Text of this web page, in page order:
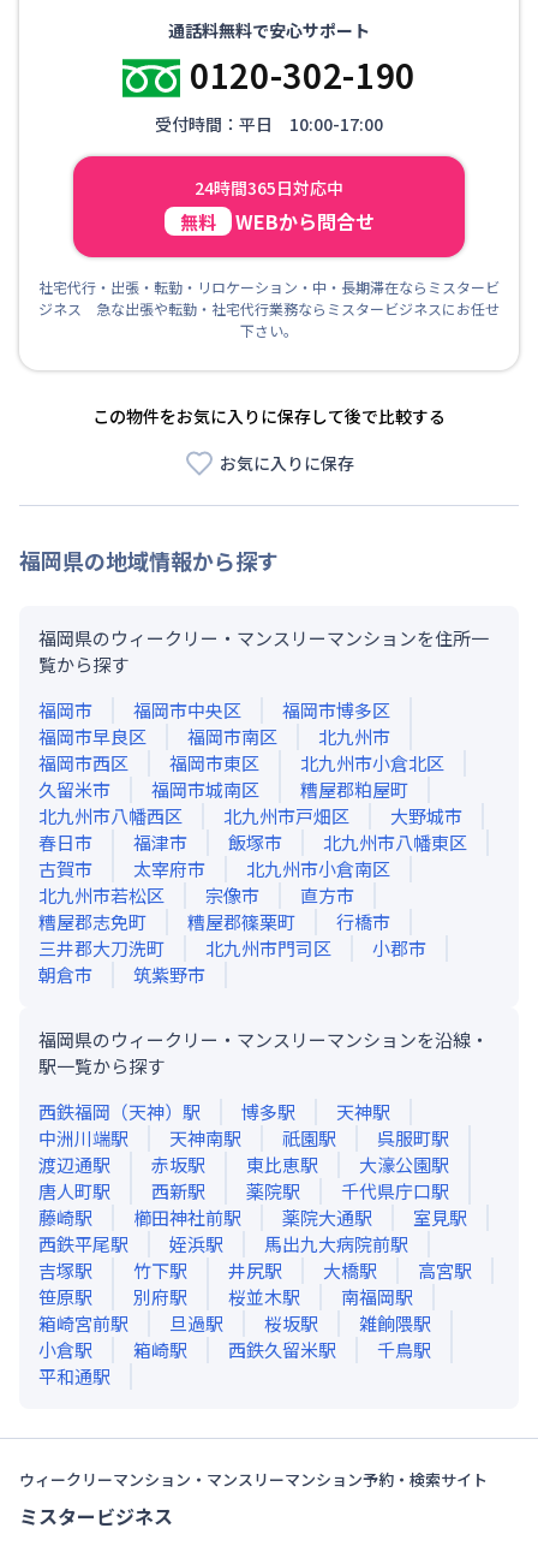
通話料無料で安心サポート
0120-302-190
受付時間：平日 10:00-17:00
24時間365日対応中
無料 WEBから問合せ
社宅代行・出張・転勤・リロケーション・中・長期滞在ならミスタービ
ジネス 急な出張や転勤・社宅代行業務ならミスタービジネスにお任せ
下さい。
この物件をお気に入りに保存して後で比較する
お気に入りに保存
福岡県の地域情報から探す
福岡県のウィークリー・マンスリーマンションを住所一
覧から探す
福岡市
福岡市中央区
福岡市博多区
福岡市早良区
福岡市南区
北九州市
福岡市西区
福岡市東区
北九州市小倉北区
久留米市
福岡市城南区
糟屋郡粕屋町
北九州市八幡西区
北九州市戸畑区
大野城市
春日市
福津市 飯塚市
北九州市八幡東区
古賀市
太宰府市
北九州市小倉南区
北九州市若松区
宗像市
直方市
糟屋郡志免町
糟屋郡篠栗町
行橋市
三井郡大刀洗町
北九州市門司区
小郡市
朝倉市
筑紫野市
福岡県のウィークリー・マンスリーマンションを沿線・
駅一覧から探す
西鉄福岡（天神） 駅 博多駅 天神駅
中洲川端駅 天神南駅 祇園駅 呉服町駅
渡辺通駅 赤坂駅 東比恵駅 大濠公園駅
唐人町駅 西新駅 薬院駅 千代県庁口駅
藤崎駅 櫛田神社前駅 薬院大通駅 室見駅
西鉄平尾駅 姪浜駅 馬出九大病院前駅
吉塚駅 竹下駅 井尻駅 大橋駅 高宮駅
笹原駅 別府駅 桜並木駅 南福岡駅
箱崎宮前駅 旦過駅 桜坂駅 雑餉隈駅
小倉駅 箱崎駅 西鉄久留米駅 千鳥駅
平和通駅
ウィークリーマンション・マンスリーマンション予約・検索サイト
ミスタービジネス